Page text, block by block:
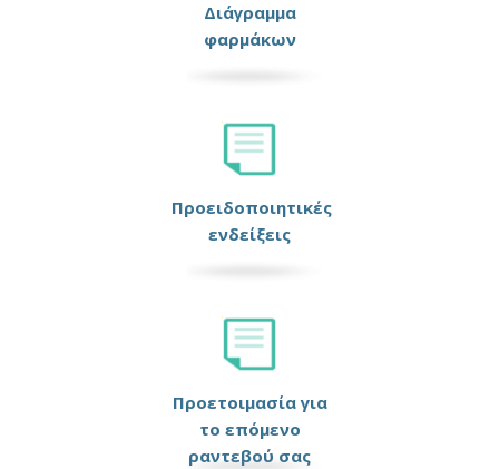
Διάγραμμα
φαρμάκων
Προειδοποιητικές
ενδείξεις
Προετοιμασία για
το επόμενο
ραντεβού σας